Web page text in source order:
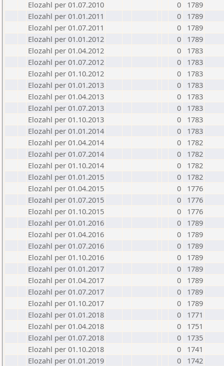
Elozahl per 01.07.2010
0
1789
Elozahl per 01.01.2011
0
1789
Elozahl per 01.07.2011
0
1789
Elozahl per 01.01.2012
0
1789
Elozahl per 01.04.2012
0
1783
Elozahl per 01.07.2012
0
1783
Elozahl per 01.10.2012
0
1783
Elozahl per 01.01.2013
0
1783
Elozahl per 01.04.2013
0
1783
Elozahl per 01.07.2013
0
1783
Elozahl per 01.10.2013
0
1783
Elozahl per 01.01.2014
0
1783
Elozahl per 01.04.2014
0
1782
Elozahl per 01.07.2014
0
1782
Elozahl per 01.10.2014
0
1782
Elozahl per 01.01.2015
0
1782
Elozahl per 01.04.2015
0
1776
Elozahl per 01.07.2015
0
1776
Elozahl per 01.10.2015
0
1776
Elozahl per 01.01.2016
0
1789
Elozahl per 01.04.2016
0
1789
Elozahl per 01.07.2016
0
1789
Elozahl per 01.10.2016
0
1789
Elozahl per 01.01.2017
0
1789
Elozahl per 01.04.2017
0
1789
Elozahl per 01.07.2017
0
1789
Elozahl per 01.10.2017
0
1789
Elozahl per 01.01.2018
0
1771
Elozahl per 01.04.2018
0
1751
Elozahl per 01.07.2018
0
1735
Elozahl per 01.10.2018
0
1741
Elozahl per 01.01.2019
0
1742